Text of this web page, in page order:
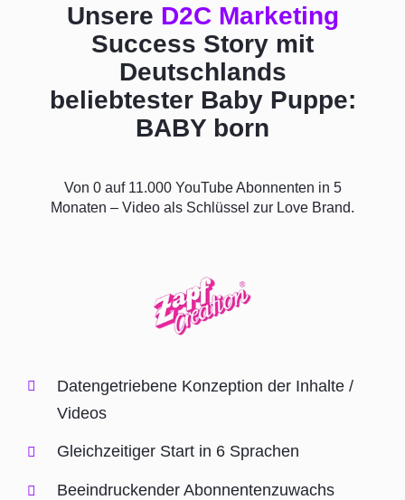
Unsere D2C Marketing
Success Story mit
Deutschlands
beliebtester Baby Puppe:
BABY born
Von 0 auf 11.000 YouTube Abonnenten in 5
Monaten – Video als Schlüssel zur Love Brand.
Datengetriebene Konzeption der Inhalte /
Videos
Gleichzeitiger Start in 6 Sprachen
Beeindruckender Abonnentenzuwachs